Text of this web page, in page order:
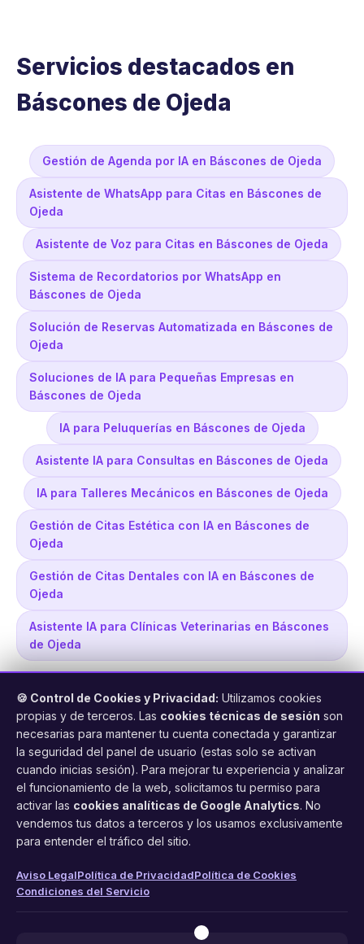
Servicios destacados en
Báscones de Ojeda
Gestión de Agenda por IA en Báscones de Ojeda
Asistente de WhatsApp para Citas en Báscones de
Ojeda
Asistente de Voz para Citas en Báscones de Ojeda
Sistema de Recordatorios por WhatsApp en
Báscones de Ojeda
Solución de Reservas Automatizada en Báscones de
Ojeda
Soluciones de IA para Pequeñas Empresas en
Báscones de Ojeda
IA para Peluquerías en Báscones de Ojeda
Asistente IA para Consultas en Báscones de Ojeda
IA para Talleres Mecánicos en Báscones de Ojeda
Gestión de Citas Estética con IA en Báscones de
Ojeda
Gestión de Citas Dentales con IA en Báscones de
Ojeda
Asistente IA para Clínicas Veterinarias en Báscones
de Ojeda
FacilCita
Asistente inteligente de citas por teléfono y WhatsApp.
Gestión profesional de agenda con IA para tu negocio.
Funciones
Aviso Legal
🍪 Control de Cookies y Privacidad: Utilizamos cookies
propias y de terceros. Las cookies técnicas de sesión son
necesarias para mantener tu cuenta conectada y garantizar
la seguridad del panel de usuario (estas solo se activan
cuando inicias sesión). Para mejorar tu experiencia y analizar
el funcionamiento de la web, solicitamos tu permiso para
activar las cookies analíticas de Google Analytics. No
vendemos tus datos a terceros y los usamos exclusivamente
para entender el tráfico del sitio.
Aviso LegalPolítica de PrivacidadPolítica de Cookies
Condiciones del Servicio